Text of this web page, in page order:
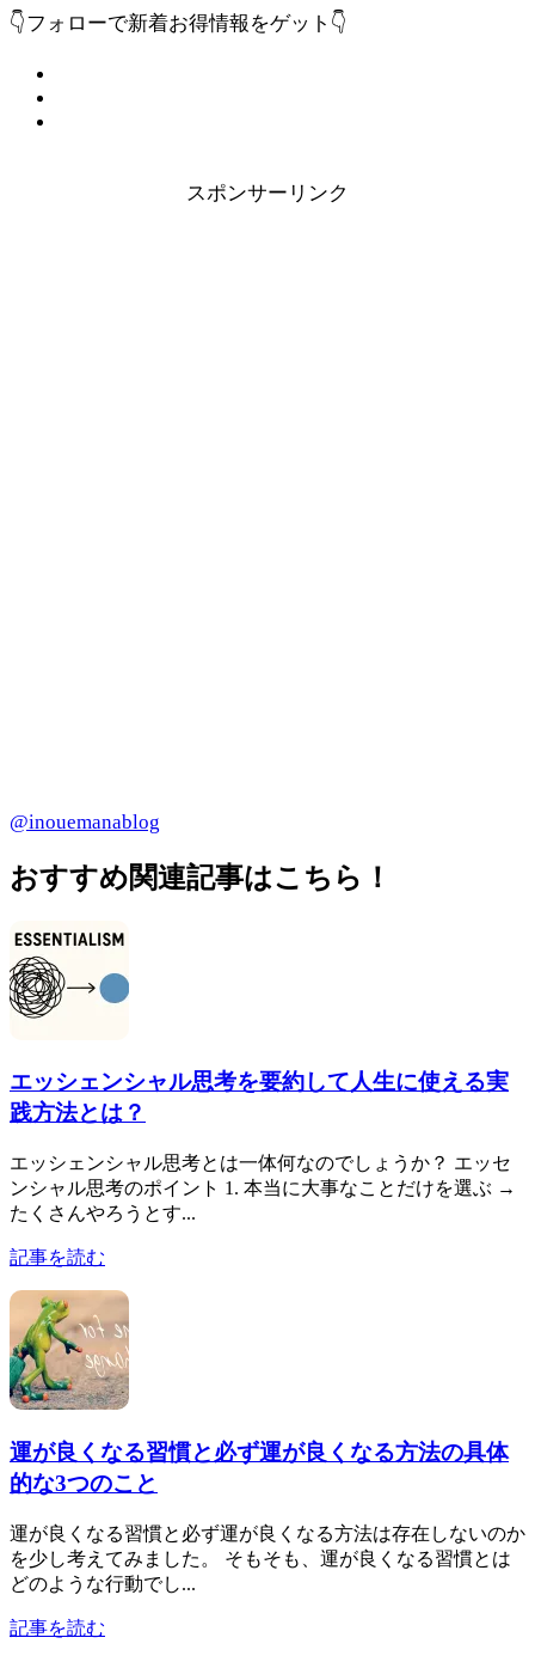
👇フォローで新着お得情報をゲット👇
スポンサーリンク
@inouemanablog
おすすめ関連記事はこちら！
エッシェンシャル思考を要約して人生に使える実
践方法とは？
エッシェンシャル思考とは一体何なのでしょうか？ エッセ
ンシャル思考のポイント 1. 本当に大事なことだけを選ぶ →
たくさんやろうとす...
記事を読む
運が良くなる習慣と必ず運が良くなる方法の具体
的な3つのこと
運が良くなる習慣と必ず運が良くなる方法は存在しないのか
を少し考えてみました。 そもそも、運が良くなる習慣とは
どのような行動でし...
記事を読む